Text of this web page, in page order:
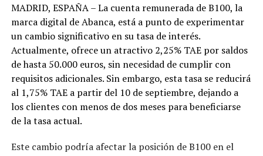
MADRID, ESPAÑA – La cuenta remunerada de B100, la
marca digital de Abanca, está a punto de experimentar
un cambio significativo en su tasa de interés.
Actualmente, ofrece un atractivo 2,25% TAE por saldos
de hasta 50.000 euros, sin necesidad de cumplir con
requisitos adicionales. Sin embargo, esta tasa se reducirá
al 1,75% TAE a partir del 10 de septiembre, dejando a
los clientes con menos de dos meses para beneficiarse
de la tasa actual.
Este cambio podría afectar la posición de B100 en el